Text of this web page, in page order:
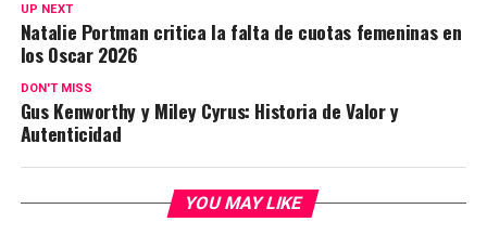
UP NEXT
Natalie Portman critica la falta de cuotas femeninas en
los Oscar 2026
DON'T MISS
Gus Kenworthy y Miley Cyrus: Historia de Valor y
Autenticidad
YOU MAY LIKE